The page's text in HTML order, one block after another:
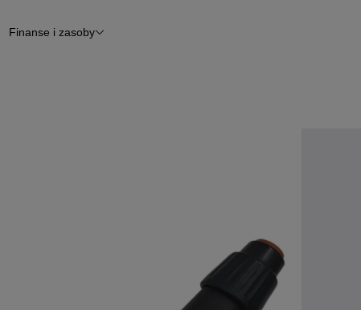
Finanse i zasoby